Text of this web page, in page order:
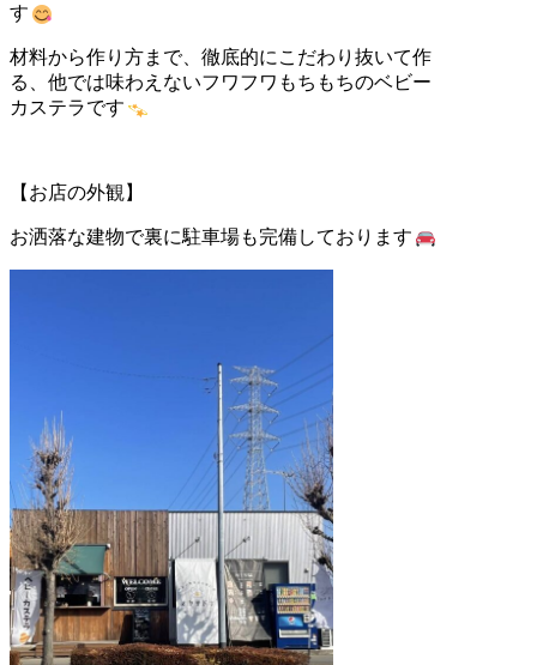
す
材料から作り方まで、徹底的にこだわり抜いて作
る、他では味わえないフワフワもちもちのベビー
カステラです
【お店の外観】
お洒落な建物で裏に駐車場も完備しております